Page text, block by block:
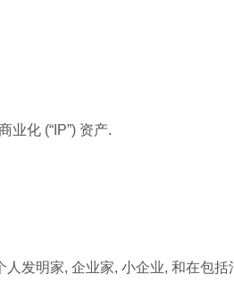
化 (“IP”) 资产.
发明家, 企业家, 小企业, 和在包